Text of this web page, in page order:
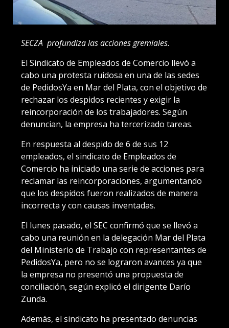
SECZA profundiza las acciones gremiales.
El Sindicato de Empleados de Comercio llevó a
cabo una protesta ruidosa en una de las sedes
de PedidosYa en Mar del Plata, con el objetivo de
rechazar los despidos recientes y exigir la
reincorporación de los trabajadores. Según
denuncian, la empresa ha tercerizado tareas.
En respuesta al despido de 6 de sus 12
empleados, el sindicato de Empleados de
Comercio ha iniciado una serie de acciones para
reclamar las reincorporaciones, argumentando
que los despidos fueron realizados de manera
incorrecta y con causas inventadas.
El lunes pasado, el SEC confirmó que se llevó a
cabo una reunión en la delegación Mar del Plata
del Ministerio de Trabajo con representantes de
PedidosYa, pero no se lograron avances ya que
la empresa no presentó una propuesta de
conciliación, según explicó el dirigente Darío
Zunda.
Además, el sindicato ha presentado denuncias